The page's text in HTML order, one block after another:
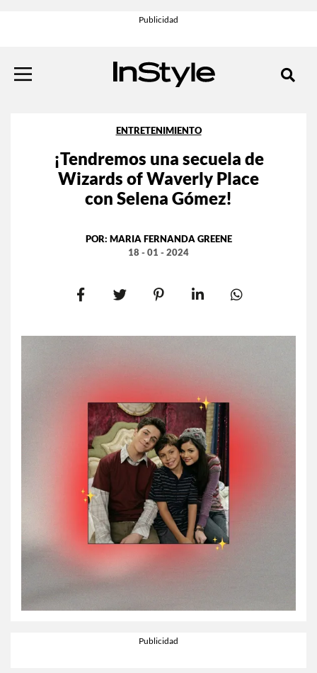
ENTRETENIMIENTO
¡Tendremos una secuela de
Wizards of Waverly Place
con Selena Gómez!
POR: MARIA FERNANDA GREENE
18 - 01 - 2024